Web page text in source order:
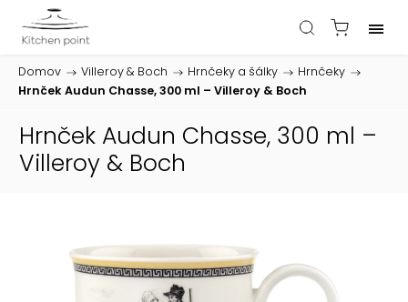
Domov / Villeroy & Boch / Hrnčeky a šálky / Hrnčeky /
Hrnček Audun Chasse, 300 ml – Villeroy & Boch
Hrnček Audun Chasse, 300 ml –
Villeroy & Boch